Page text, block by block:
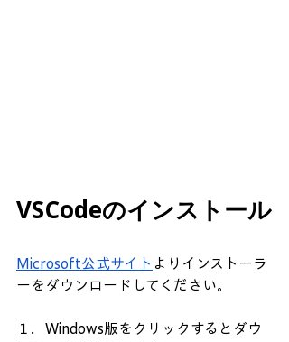
VSCodeのインストール
Microsoft公式サイト よりインストーラ
ーをダウンロードしてください。
１．Windows版をクリックするとダウ